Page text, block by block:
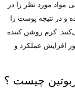
مورد نظر را در
و در نتیجه پوست را
کرم روشن کننده
افزایش عملکرد و
چیست ؟